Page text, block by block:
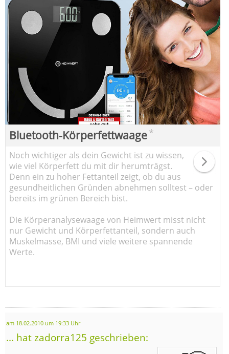
Bluetooth-Körperfettwaage*
Noch wichtiger als dein Gewicht ist zu wissen,
wie viel Körperfett du mit dir herumträgst.
Denn ein zu hoher Fettanteil zeigt, ob du aus
gesundheitlichen Gründen abnehmen solltest – oder
bereits im grünen Bereich bist.
Die Körperanalysewaage von Heimwert misst nicht
nur Gewicht und Körperfettanteil, sondern auch
Muskelmasse, BMI und viele weitere spannende
Werte.
am 18.02.2010 um 19:33 Uhr
... hat zadorra125 geschrieben: